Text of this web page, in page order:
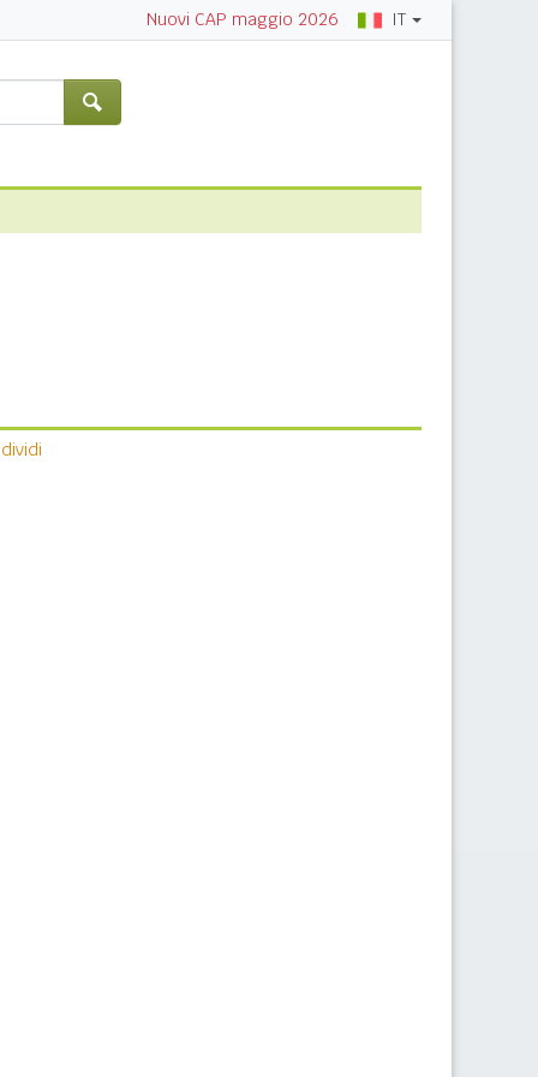
Nuovi CAP maggio 2026 IT